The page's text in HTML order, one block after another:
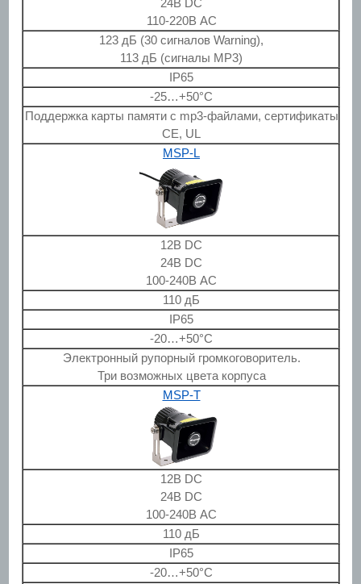
24В DC
110-220В AC
123 дБ (30 сигналов Warning),
113 дБ (сигналы MP3)
IP65
-25…+50°C
Поддержка карты памяти с mp3-файлами, сертификаты
CE, UL
MSP-L
12В DC
24В DC
100-240В AC
110 дБ
IP65
-20…+50°C
Электронный рупорный громкоговоритель.
Три возможных цвета корпуса
MSP-T
12В DC
24В DC
100-240В AC
110 дБ
IP65
-20…+50°C